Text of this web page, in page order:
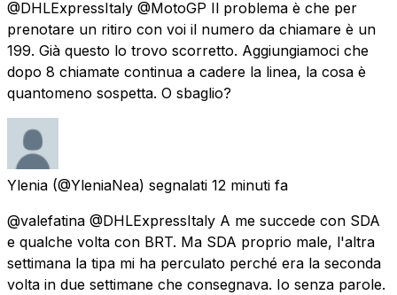
@DHLExpressItaly @MotoGP Il problema è che per
prenotare un ritiro con voi il numero da chiamare è un
199. Già questo lo trovo scorretto. Aggiungiamoci che
dopo 8 chiamate continua a cadere la linea, la cosa è
quantomeno sospetta. O sbaglio?
Ylenia (@YleniaNea) segnalati 12 minuti fa
@valefatina @DHLExpressItaly A me succede con SDA
e qualche volta con BRT. Ma SDA proprio male, l'altra
settimana la tipa mi ha perculato perché era la seconda
volta in due settimane che consegnava. Io senza parole.